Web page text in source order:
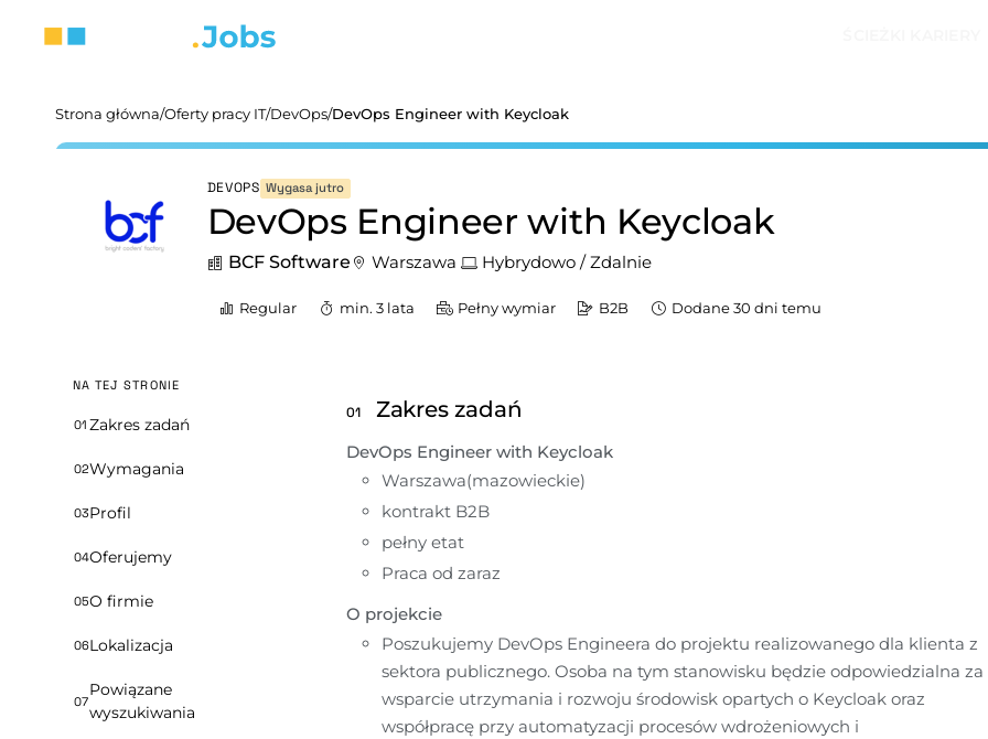
Strona główna/Oferty pracy IT/DevOps/DevOps Engineer with Keycloak
DEVOPS Wygasa jutro
DevOps Engineer with Keycloak
BCF Software Warszawa Hybrydowo / Zdalnie
Regular min. 3 lata Pełny wymiar B2B Dodane 30 dni temu
NA TEJ STRONIE
01 Zakres zadań
02Wymagania
03Profil
04Oferujemy
05O firmie
06Lokalizacja
07
Powiązane
wyszukiwania
01 Zakres zadań
DevOps Engineer with Keycloak
Warszawa(mazowieckie)
kontrakt B2B
pełny etat
Praca od zaraz
O projekcie
Poszukujemy DevOps Engineera do projektu realizowanego dla klienta z
sektora publicznego. Osoba na tym stanowisku będzie odpowiedzialna za
wsparcie utrzymania i rozwoju środowisk opartych o Keycloak oraz
współpracę przy automatyzacji procesów wdrożeniowych i